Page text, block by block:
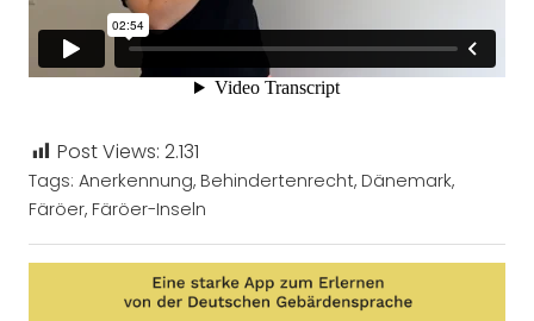
Post Views: 2.131
Tags: Anerkennung, Behindertenrecht, Dänemark,
Färöer, Färöer-Inseln